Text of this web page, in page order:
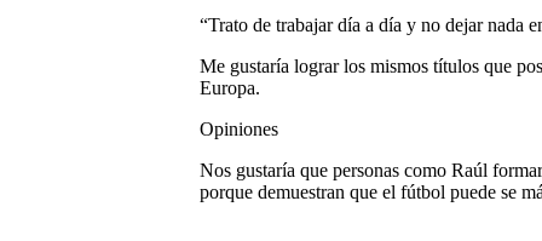
“Trato de trabajar día a día y no dejar nada
Me gustaría lograr los mismos títulos que
Europa.
Opiniones
Nos gustaría que personas como Raúl
porque demuestran que el fútbol puede se